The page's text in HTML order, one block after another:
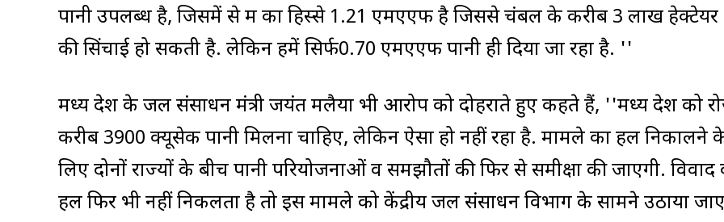
पानी उपलब्ध है, जिसमें से मप्र का हिस्से 1.21 एमएएफ है जिससे चंबल के करीब 3 लाख हेक्टेयर
की सिंचाई हो सकती है. लेकिन हमें सिर्फ0.70 एमएएफ पानी ही दिया जा रहा है. ''
मध्य प्रदेश के जल संसाधन मंत्री जयंत मलैया भी आरोप को दोहराते हुए कहते हैं, ''मध्य प्रदेश को
करीब 3900 क्यूसेक पानी मिलना चाहिए, लेकिन ऐसा हो नहीं रहा है. मामले का हल निकालने
लिए दोनों राज्यों के बीच पानी परियोजनाओं व समझौतों की फिर से समीक्षा की जाएगी. विवाद
हल फिर भी नहीं निकलता है तो इस मामले को केंद्रीय जल संसाधन विभाग के सामने उठाया